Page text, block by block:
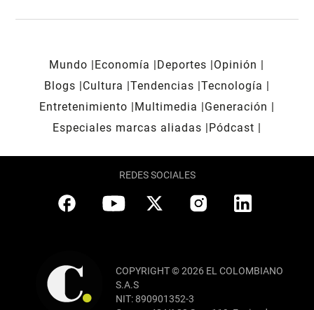
Mundo Economía Deportes
Opinión
Blogs
Cultura Tendencias Tecnología
Entretenimiento
Multimedia
Generación
Especiales marcas aliadas
Pódcast
REDES SOCIALES
COPYRIGHT © 2026 EL COLOMBIANO
S.A.S
NIT: 890901352-3